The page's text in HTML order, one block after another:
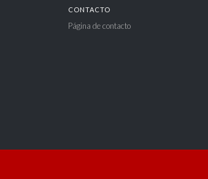
CONTACTO
Página de contacto